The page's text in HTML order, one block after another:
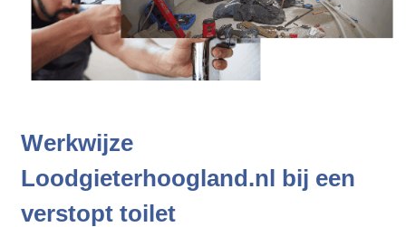
Werkwijze
Loodgieterhoogland.nl bij een
verstopt toilet